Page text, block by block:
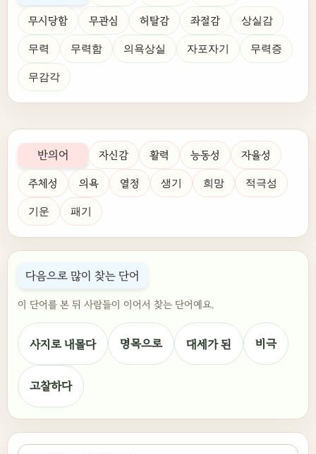
무시당함 무관심 허탈감 좌절감 상실감
무력 무력함 의욕상실 자포자기 무력증
무감각
반의어 자신감 활력 능동성 자율성
주체성 의욕 열정 생기 희망 적극성
기운 패기
다음으로 많이 찾는 단어
이 단어를 본 뒤 사람들이 이어서 찾는 단어예요.
사지로 내몰다 명목으로 대세가 된 비극
고찰하다